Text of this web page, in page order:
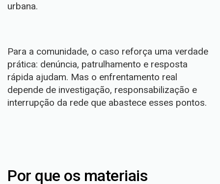
urbana.
Para a comunidade, o caso reforça uma verdade
prática: denúncia, patrulhamento e resposta
rápida ajudam. Mas o enfrentamento real
depende de investigação, responsabilização e
interrupção da rede que abastece esses pontos.
Por que os materiais